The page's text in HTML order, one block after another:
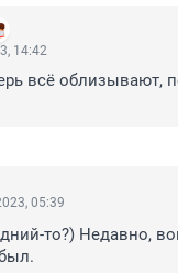
14:42
всё облизывают,
05:39
то?) Недавно,